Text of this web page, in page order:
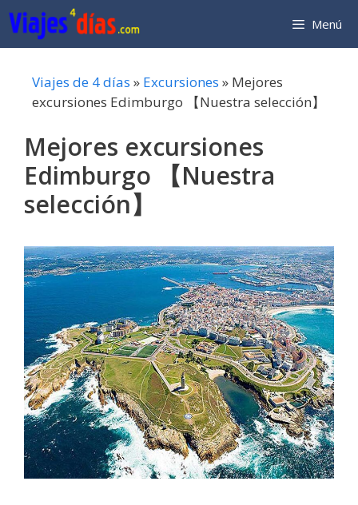
Saltar
al
contenido
Menú
Viajes de 4 días » Excursiones » Mejores
excursiones Edimburgo 【Nuestra selección】
Mejores excursiones
Edimburgo 【Nuestra
selección】